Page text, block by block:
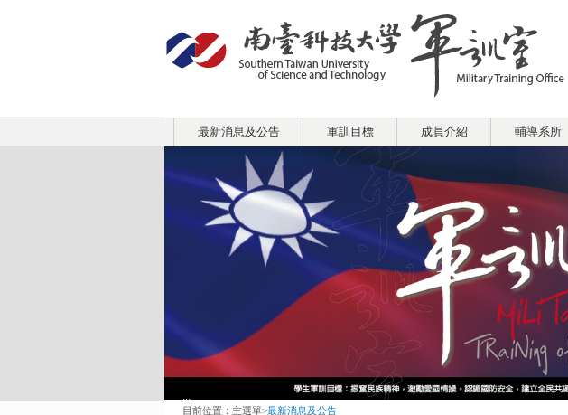
最新消息及公告 軍訓目標 成員介紹 輔導系所
:::
目前位置： 主選單>最新消息及公告